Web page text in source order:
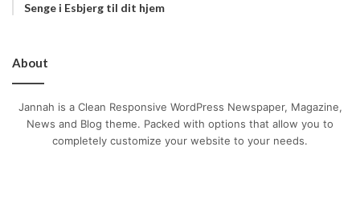
Senge i Esbjerg til dit hjem
About
Jannah is a Clean Responsive WordPress Newspaper, Magazine,
News and Blog theme. Packed with options that allow you to
completely customize your website to your needs.